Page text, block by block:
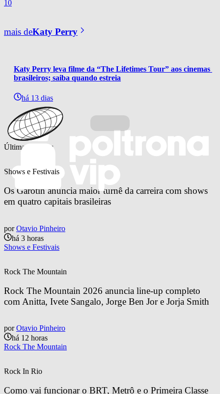
10
mais deKaty Perry
Katy Perry leva filme da “The Lifetimes Tour” aos cinemas
brasileiros; saiba quando estreia
há 13 dias
Últimas notícias
Shows e Festivais
Os Garotin anuncia maior turnê da carreira com shows
em quatro capitais brasileiras
por Otavio Pinheiro
há 3 horas
Shows e Festivais
Rock The Mountain
Rock The Mountain 2026 anuncia line-up completo
com Anitta, Ivete Sangalo, Jorge Ben Jor e Jorja Smith
por Otavio Pinheiro
há 12 horas
Rock The Mountain
Rock In Rio
Como vai funcionar o BRT, Metrô e o Primeira Classe